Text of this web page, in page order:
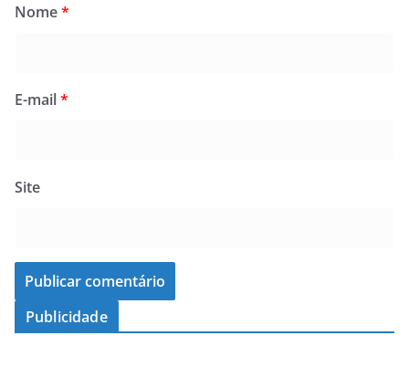
Nome*
E-mail*
Site
Publicidade